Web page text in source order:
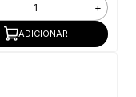
+
ADICIONAR